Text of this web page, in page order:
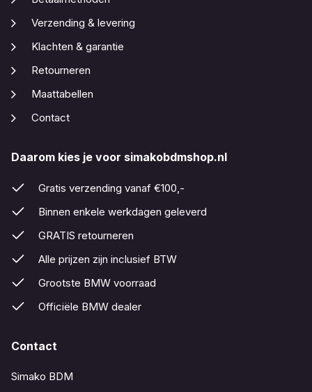
Verzending & levering
Klachten & garantie
Retourneren
Maattabellen
Contact
Daarom kies je voor simakobdmshop.nl
Gratis verzending vanaf €100,-
Binnen enkele werkdagen geleverd
GRATIS retourneren
Alle prijzen zijn inclusief BTW
Grootste BMW voorraad
Officiële BMW dealer
Contact
Simako BDM